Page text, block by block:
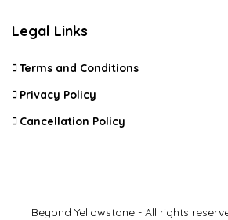
Legal Links
Terms and Conditions
Privacy Policy
Cancellation Policy
Beyond Yellowstone - All rights